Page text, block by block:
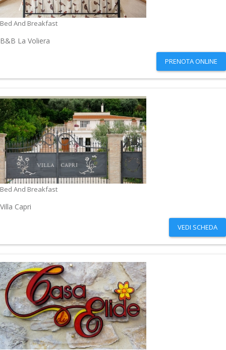
Bed And Breakfast
B&B La Voliera
PRENOTA ONLINE
Bed And Breakfast
Villa Capri
VEDI SCHEDA